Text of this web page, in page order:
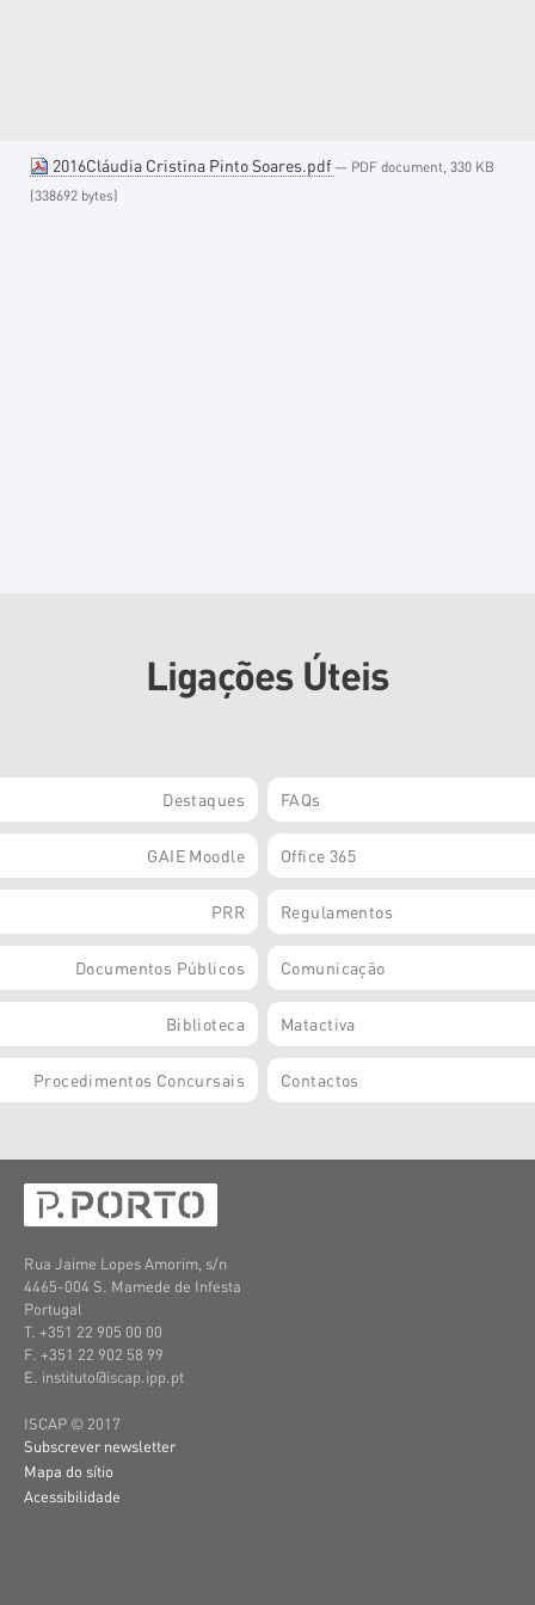
2016Cláudia Cristina Pinto Soares.pdf — PDF document, 330 KB
(338692 bytes)
Ligações Úteis
Destaques FAQs
GAIE Moodle Office 365
PRR Regulamentos
Documentos Públicos Comunicação
Biblioteca Matactiva
Procedimentos Concursais Contactos
Rua Jaime Lopes Amorim, s/n
4465-004 S. Mamede de Infesta
Portugal
T. +351 22 905 00 00
F. +351 22 902 58 99
E. instituto@iscap.ipp.pt
ISCAP © 2017
Subscrever newsletter
Mapa do sítio
Acessibilidade